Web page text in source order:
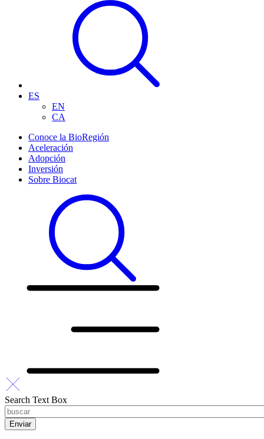
ES
EN
CA
Conoce la BioRegión
Aceleración
Adopción
Inversión
Sobre Biocat
Search Text Box